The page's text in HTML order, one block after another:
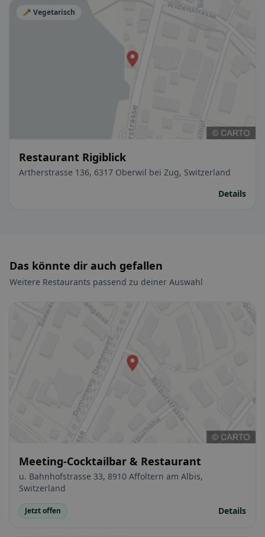
🥕 Vegetarisch
Restaurant Rigiblick
Artherstrasse 136, 6317 Oberwil bei Zug, Switzerland
Details
Das könnte dir auch gefallen
Weitere Restaurants passend zu deiner Auswahl
Meeting-Cocktailbar & Restaurant
u. Bahnhofstrasse 33, 8910 Affoltern am Albis,
Switzerland
Jetzt offen Details